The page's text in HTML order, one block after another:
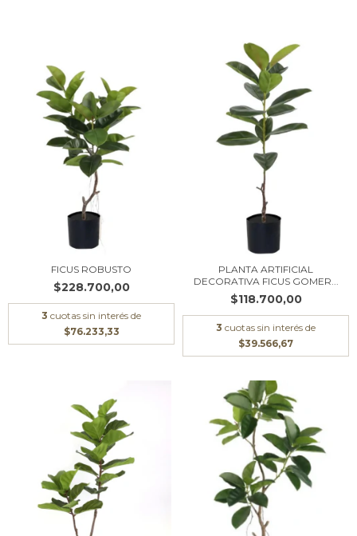
FICUS ROBUSTO
$228.700,00
3 cuotas sin interés de
$76.233,33
PLANTA ARTIFICIAL
DECORATIVA FICUS GOMER...
$118.700,00
3 cuotas sin interés de
$39.566,67